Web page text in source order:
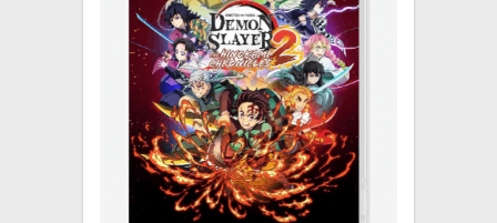
XZONE KLUB
TCG & BOARDGAME HUB
VÝKUP HER (BAZAR)